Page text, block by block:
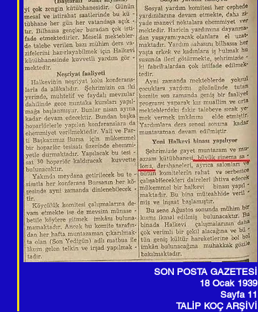
SON POSTA GAZETESİ
18 Ocak 1939
Sayfa 11
TALİP KOÇ ARŞİVİ